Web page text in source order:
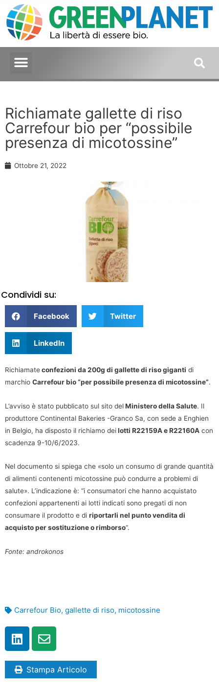
Richiamate gallette di riso
Carrefour bio per “possibile
presenza di micotossine”
Ottobre 21, 2022
Condividi su:
Facebook Twitter
LinkedIn
Richiamateconfezioni da 200g di gallette di riso giganti di
marchio Carrefour bio “per possibile presenza di micotossine”.
L’avviso è stato pubblicato sul sito delMinistero della Salute. Il
produttore Continental Bakeries -Granco Sa, con sede a Enghien
in Belgio, ha disposto il richiamo deilotti R22159A e R22160A con
scadenza 9-10/6/2023.
Nel documento si spiega che «solo un consumo di grande quantità
di alimenti contenenti micotossine può condurre a problemi di
salute». L’indicazione è: “i consumatori che hanno acquistato
confezioni appartenenti ai lotti indicati sono pregati di non
consumare il prodotto e di riportarli nel punto vendita di
acquisto per sostituzione o rimborso“.
Fonte: androkonos
Carrefour Bio, gallette di riso, micotossine
Stampa Articolo